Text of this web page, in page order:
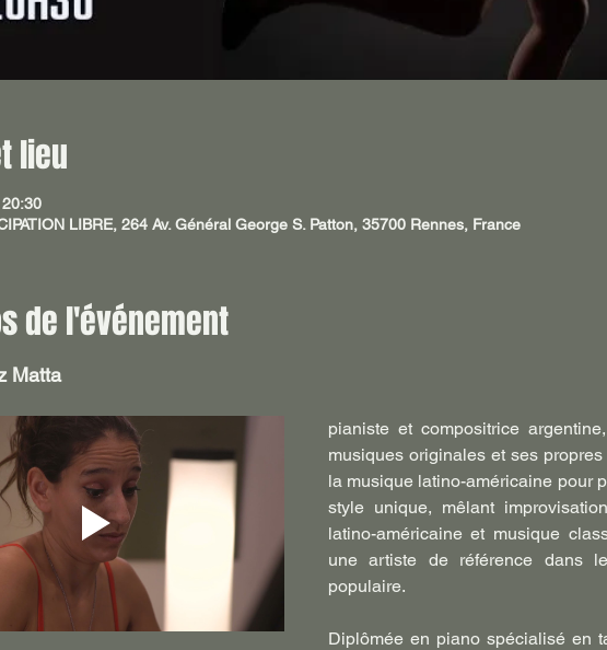
lieu
LIBRE, 264 Av. Général George S. Patton, 35700 Rennes, France
de l'événement
Matta
pianiste et compositrice
musiques originales et ses
la musique latino-américaine pour
style unique, mêlant
latino-américaine et musique
une artiste de référence dans
populaire.
Diplômée en piano spécialisé en